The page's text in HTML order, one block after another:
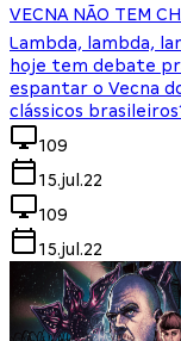
VECNA NÃO TEM
Lambda, lambda,
hoje tem debate
espantar o Vecna
clássicos
109
15.jul.22
109
15.jul.22